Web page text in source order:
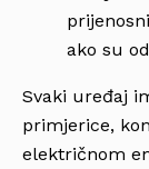
ako su
Svaki uređaj
primjerice,
električnom